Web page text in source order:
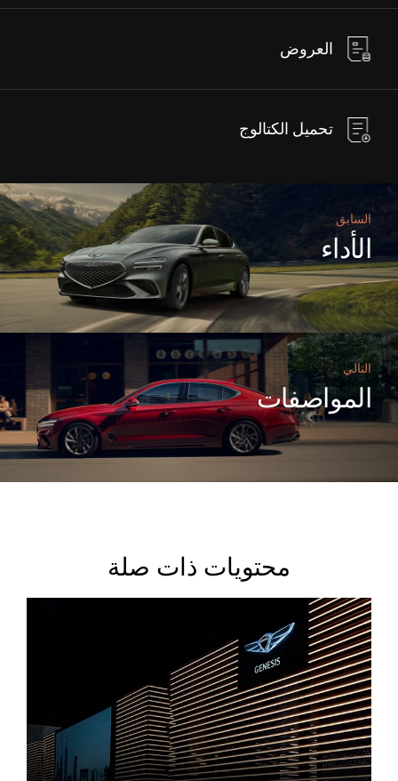
العروض
تحميل الكتالوج
السابق
الأداء
التالي
المواصفات
محتويات ذات صلة